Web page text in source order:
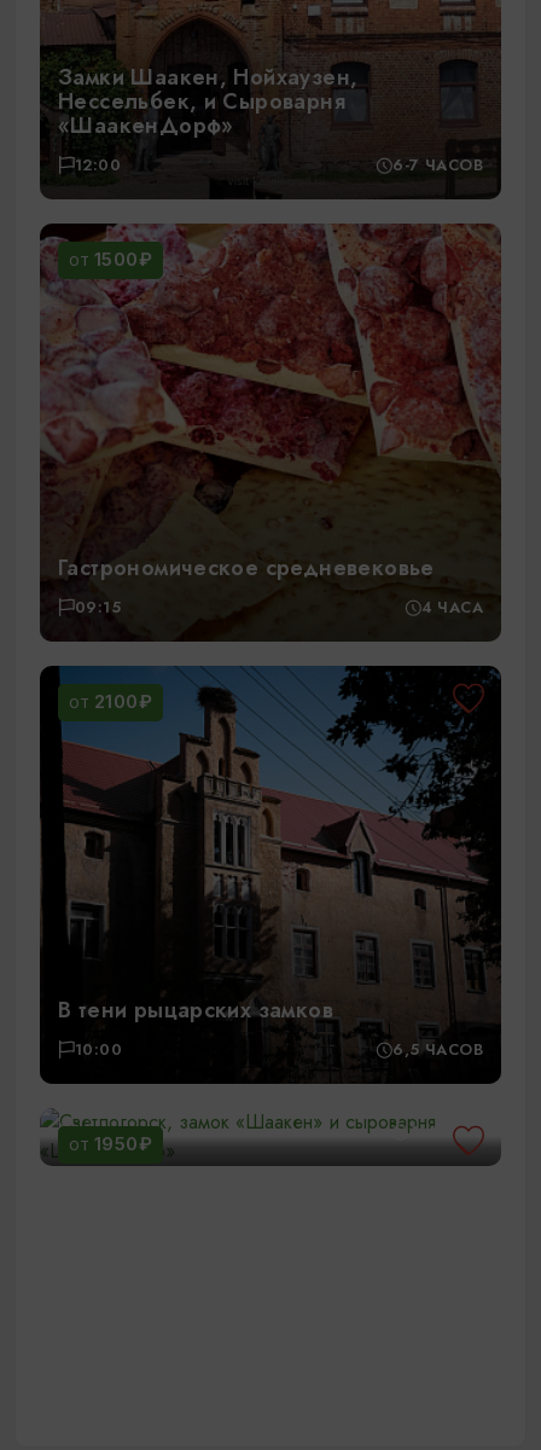
Замки Шаакен, Нойхаузен,
Нессельбек, и Сыроварня
«ШаакенДорф»
12:00 6-7 ЧАСОВ
ОТ 1500₽
Гастрономическое средневековье
09:15 4 ЧАСА
ОТ 2100₽
В тени рыцарских замков
10:00 6,5 ЧАСОВ
ОТ 1950₽
Светлогорск, замок «Шаакен» и
сыроварня «ШаакенДорф»
11:00 6 ЧАСОВ